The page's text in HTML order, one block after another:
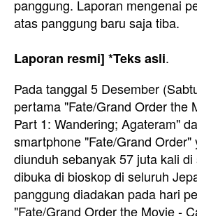
panggung. Laporan mengenai
atas panggung baru saja tiba.
Laporan resmi] *Teks asli.
Pada tanggal 5 Desember
pertama "Fate/Grand Order the
Part 1: Wandering; Agateram"
smartphone "Fate/Grand Order"
diunduh sebanyak 57 juta kali
dibuka di bioskop di seluruh
panggung diadakan pada hari
"Fate/Grand Order the Movie -